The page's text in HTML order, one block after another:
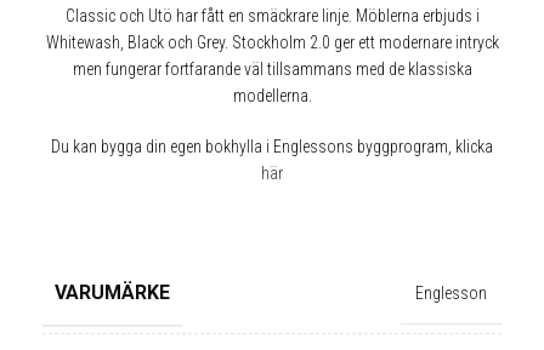
Classic och Utö har fått en smäckrare linje. Möblerna erbjuds i
Whitewash, Black och Grey. Stockholm 2.0 ger ett modernare intryck
men fungerar fortfarande väl tillsammans med de klassiska
modellerna.
Du kan bygga din egen bokhylla i Englessons byggprogram, klicka
här
VARUMÄRKE Englesson